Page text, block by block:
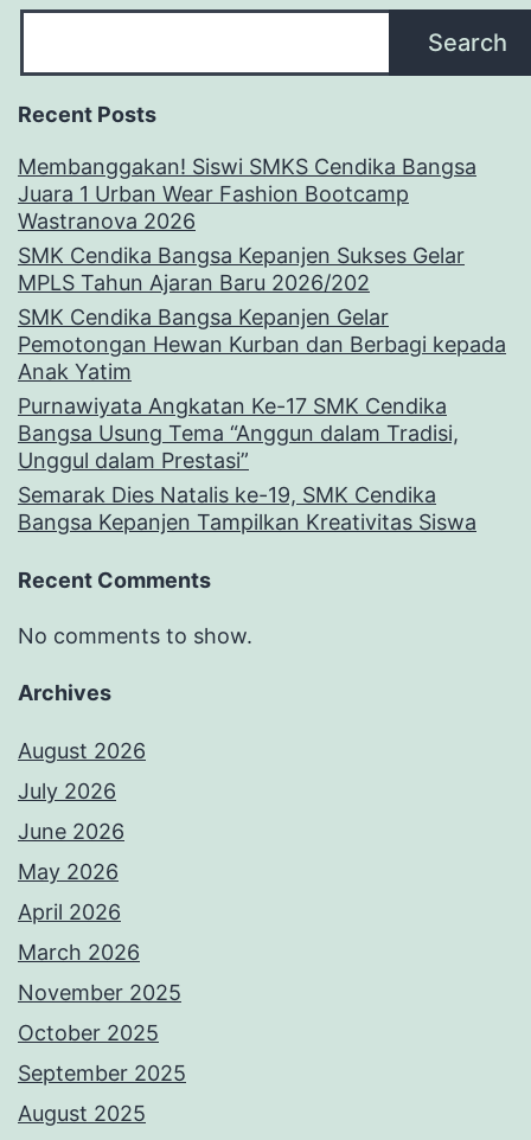
Search
Recent Posts
Membanggakan! Siswi SMKS Cendika Bangsa
Juara 1 Urban Wear Fashion Bootcamp
Wastranova 2026
SMK Cendika Bangsa Kepanjen Sukses Gelar
MPLS Tahun Ajaran Baru 2026/202
SMK Cendika Bangsa Kepanjen Gelar
Pemotongan Hewan Kurban dan Berbagi kepada
Anak Yatim
Purnawiyata Angkatan Ke-17 SMK Cendika
Bangsa Usung Tema “Anggun dalam Tradisi,
Unggul dalam Prestasi”
Semarak Dies Natalis ke-19, SMK Cendika
Bangsa Kepanjen Tampilkan Kreativitas Siswa
Recent Comments
No comments to show.
Archives
August 2026
July 2026
June 2026
May 2026
April 2026
March 2026
November 2025
October 2025
September 2025
August 2025